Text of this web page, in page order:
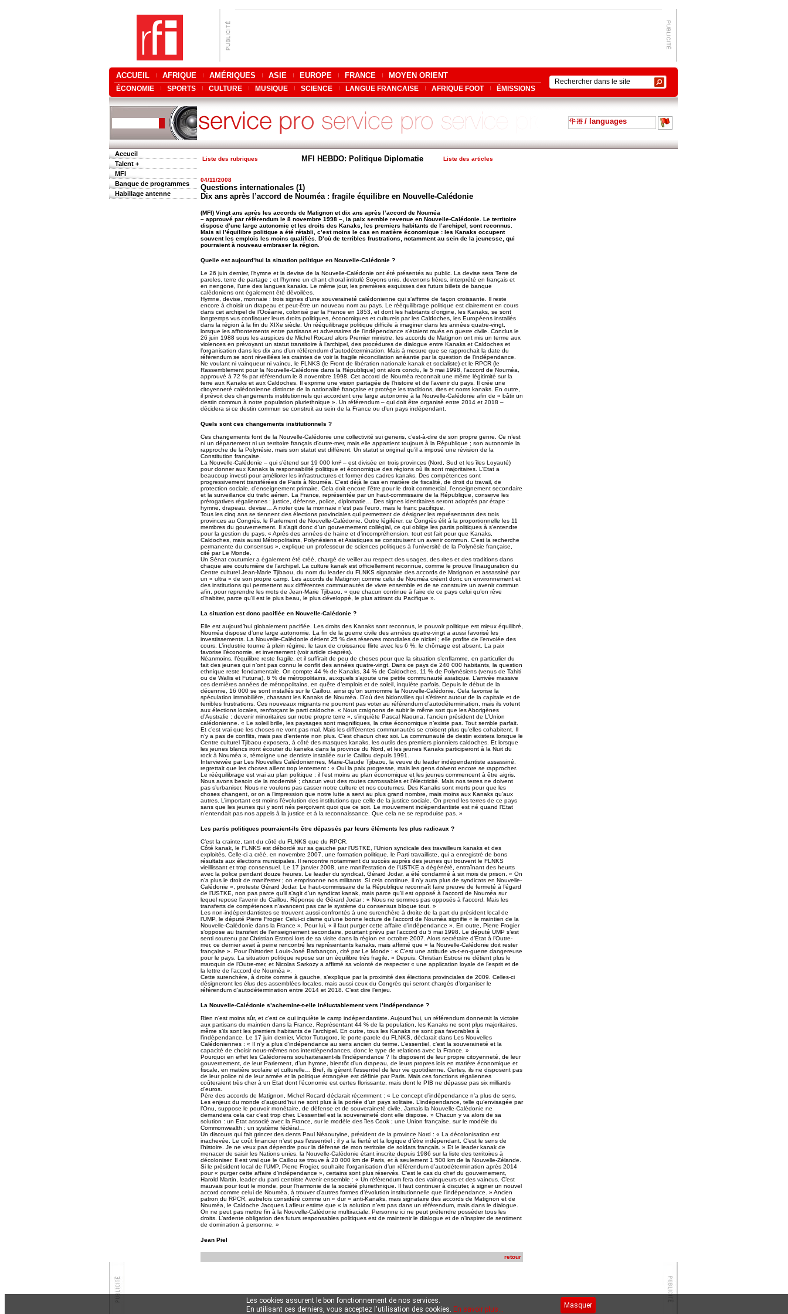
ACCUEIL AFRIQUE AMÉRIQUES ASIE EUROPE FRANCE MOYEN ORIENT
ÉCONOMIE SPORTS CULTURE MUSIQUE SCIENCE LANGUE FRANCAISE AFRIQUE FOOT ÉMISSIONS
/ languages
Accueil
Talent +
MFI
Banque de programmes
Habillage antenne
Liste des rubriques MFI HEBDO: Politique Diplomatie Liste des articles
04/11/2008
Questions internationales (1)
Dix ans après l’accord de Nouméa : fragile équilibre en Nouvelle-Calédonie
(MFI) Vingt ans après les accords de Matignon et dix ans après l’accord de Nouméa
– approuvé par référendum le 8 novembre 1998 –, la paix semble revenue en Nouvelle-Calédonie. Le territoire
dispose d’une large autonomie et les droits des Kanaks, les premiers habitants de l’archipel, sont reconnus.
Mais si l’équilibre politique a été rétabli, c’est moins le cas en matière économique : les Kanaks occupent
souvent les emplois les moins qualifiés. D’où de terribles frustrations, notamment au sein de la jeunesse, qui
pourraient à nouveau embraser la région.
Quelle est aujourd’hui la situation politique en Nouvelle-Calédonie ?
Le 26 juin dernier, l’hymne et la devise de la Nouvelle-Calédonie ont été présentés au public. La devise sera Terre de
paroles, terre de partage ; et l’hymne un chant choral intitulé Soyons unis, devenons frères, interprété en français et
en nengone, l’une des langues kanaks. Le même jour, les premières esquisses des futurs billets de banque
calédoniens ont également été dévoilées.
Hymne, devise, monnaie : trois signes d’une souveraineté calédonienne qui s’affirme de façon croissante. Il reste
encore à choisir un drapeau et peut-être un nouveau nom au pays. Le rééquilibrage politique est clairement en cours
dans cet archipel de l’Océanie, colonisé par la France en 1853, et dont les habitants d’origine, les Kanaks, se sont
longtemps vus confisquer leurs droits politiques, économiques et culturels par les Caldoches, les Européens installés
dans la région à la fin du XIXe siècle. Un rééquilibrage politique difficile à imaginer dans les années quatre-vingt,
lorsque les affrontements entre partisans et adversaires de l’indépendance s’étaient mués en guerre civile. Conclus le
26 juin 1988 sous les auspices de Michel Rocard alors Premier ministre, les accords de Matignon ont mis un terme aux
violences en prévoyant un statut transitoire à l’archipel, des procédures de dialogue entre Kanaks et Caldoches et
l’organisation dans les dix ans d’un référendum d’autodétermination. Mais à mesure que se rapprochait la date du
référendum se sont réveillées les craintes de voir la fragile réconciliation anéantie par la question de l’indépendance.
Ne voulant ni vainqueur ni vaincu, le FLNKS (le Front de libération nationale kanak et socialiste) et le RPCR (le
Rassemblement pour la Nouvelle-Calédonie dans la République) ont alors conclu, le 5 mai 1998, l’accord de Nouméa,
approuvé à 72 % par référendum le 8 novembre 1998. Cet accord de Nouméa reconnait une même légitimité sur la
terre aux Kanaks et aux Caldoches. Il exprime une vision partagée de l’histoire et de l’avenir du pays. Il crée une
citoyenneté calédonienne distincte de la nationalité française et protège les traditions, rites et noms kanaks. En outre,
il prévoit des changements institutionnels qui accordent une large autonomie à la Nouvelle-Calédonie afin de « bâtir un
destin commun à notre population pluriethnique ». Un référendum – qui doit être organisé entre 2014 et 2018 –
décidera si ce destin commun se construit au sein de la France ou d’un pays indépendant.
Quels sont ces changements institutionnels ?
Ces changements font de la Nouvelle-Calédonie une collectivité sui generis, c’est-à-dire de son propre genre. Ce n’est
ni un département ni un territoire français d’outre-mer, mais elle appartient toujours à la République ; son autonomie la
rapproche de la Polynésie, mais son statut est différent. Un statut si original qu’il a imposé une révision de la
Constitution française.
La Nouvelle-Calédonie – qui s’étend sur 19 000 km² – est divisée en trois provinces (Nord, Sud et les îles Loyauté)
pour donner aux Kanaks la responsabilité politique et économique des régions où ils sont majoritaires. L’Etat a
beaucoup investi pour améliorer les infrastructures et former des cadres kanaks. Des compétences sont
progressivement transférées de Paris à Nouméa. C’est déjà le cas en matière de fiscalité, de droit du travail, de
protection sociale, d’enseignement primaire. Cela doit encore l’être pour le droit commercial, l’enseignement secondaire
et la surveillance du trafic aérien. La France, représentée par un haut-commissaire de la République, conserve les
prérogatives régaliennes : justice, défense, police, diplomatie… Des signes identitaires seront adoptés par étape :
hymne, drapeau, devise… A noter que la monnaie n’est pas l’euro, mais le franc pacifique.
Tous les cinq ans se tiennent des élections provinciales qui permettent de désigner les représentants des trois
provinces au Congrès, le Parlement de Nouvelle-Calédonie. Outre légiférer, ce Congrès élit à la proportionnelle les 11
membres du gouvernement. Il s’agit donc d’un gouvernement collégial, ce qui oblige les partis politiques à s’entendre
pour la gestion du pays. « Après des années de haine et d’incompréhension, tout est fait pour que Kanaks,
Caldoches, mais aussi Métropolitains, Polynésiens et Asiatiques se construisent un avenir commun. C’est la recherche
permanente du consensus », explique un professeur de sciences politiques à l’université de la Polynésie française,
cité par Le Monde.
Un Sénat coutumier a également été créé, chargé de veiller au respect des usages, des rites et des traditions dans
chaque aire coutumière de l’archipel. La culture kanak est officiellement reconnue, comme le prouve l’inauguration du
Centre culturel Jean-Marie Tjibaou, du nom du leader du FLNKS signataire des accords de Matignon et assassiné par
un « ultra » de son propre camp. Les accords de Matignon comme celui de Nouméa créent donc un environnement et
des institutions qui permettent aux différentes communautés de vivre ensemble et de se construire un avenir commun
afin, pour reprendre les mots de Jean-Marie Tjibaou, « que chacun continue à faire de ce pays celui qu’on rêve
d’habiter, parce qu’il est le plus beau, le plus développé, le plus attirant du Pacifique ».
La situation est donc pacifiée en Nouvelle-Calédonie ?
Elle est aujourd’hui globalement pacifiée. Les droits des Kanaks sont reconnus, le pouvoir politique est mieux équilibré,
Nouméa dispose d’une large autonomie. La fin de la guerre civile des années quatre-vingt a aussi favorisé les
investissements. La Nouvelle-Calédonie détient 25 % des réserves mondiales de nickel ; elle profite de l’envolée des
cours. L’industrie tourne à plein régime, le taux de croissance flirte avec les 6 %, le chômage est absent. La paix
favorise l’économie, et inversement (voir article ci-après).
Néanmoins, l’équilibre reste fragile, et il suffirait de peu de choses pour que la situation s’enflamme, en particulier du
fait des jeunes qui n’ont pas connu le conflit des années quatre-vingt. Dans ce pays de 240 000 habitants, la question
ethnique reste fondamentale. On compte 44 % de Kanaks, 34 % de Caldoches, 11 % de Polynésiens (venus de Tahiti
ou de Wallis et Futuna), 6 % de métropolitains, auxquels s’ajoute une petite communauté asiatique. L’arrivée massive
ces dernières années de métropolitains, en quête d’emplois et de soleil, inquiète parfois. Depuis le début de la
décennie, 16 000 se sont installés sur le Caillou, ainsi qu’on surnomme la Nouvelle-Calédonie. Cela favorise la
spéculation immobilière, chassant les Kanaks de Nouméa. D’où des bidonvilles qui s’étirent autour de la capitale et de
terribles frustrations. Ces nouveaux migrants ne pourront pas voter au référendum d’autodétermination, mais ils votent
aux élections locales, renforçant le parti caldoche. « Nous craignons de subir le même sort que les Aborigènes
d’Australie : devenir minoritaires sur notre propre terre », s’inquiète Pascal Naouna, l’ancien président de L’Union
calédonienne. « Le soleil brille, les paysages sont magnifiques, la crise économique n’existe pas. Tout semble parfait.
Et c’est vrai que les choses ne vont pas mal. Mais les différentes communautés se croisent plus qu’elles cohabitent. Il
n’y a pas de conflits, mais pas d’entente non plus. C’est chacun chez soi. La communauté de destin existera lorsque le
Centre culturel Tjibaou exposera, à côté des masques kanaks, les outils des premiers pionniers caldoches. Et lorsque
les jeunes blancs iront écouter du kaneka dans la province du Nord, et les jeunes Kanaks participeront à la Nuit du
rock à Nouméa », témoigne une dentiste installée sur le Caillou depuis 1991.
Interviewée par Les Nouvelles Calédoniennes, Marie-Claude Tjibaou, la veuve du leader indépendantiste assassiné,
regrettait que les choses aillent trop lentement : « Oui la paix progresse, mais les gens doivent encore se rapprocher.
Le rééquilibrage est vrai au plan politique ; il l’est moins au plan économique et les jeunes commencent à être aigris.
Nous avons besoin de la modernité ; chacun veut des routes carrossables et l’électricité. Mais nos terres ne doivent
pas s’urbaniser. Nous ne voulons pas casser notre culture et nos coutumes. Des Kanaks sont morts pour que les
choses changent, or on a l’impression que notre lutte a servi au plus grand nombre, mais moins aux Kanaks qu’aux
autres. L’important est moins l’évolution des institutions que celle de la justice sociale. On prend les terres de ce pays
sans que les jeunes qui y sont nés perçoivent quoi que ce soit. Le mouvement indépendantiste est né quand l’Etat
n’entendait pas nos appels à la justice et à la reconnaissance. Que cela ne se reproduise pas. »
Les partis politiques pourraient-ils être dépassés par leurs éléments les plus radicaux ?
C’est la crainte, tant du côté du FLNKS que du RPCR.
Côté kanak, le FLNKS est débordé sur sa gauche par l’USTKE, l’Union syndicale des travailleurs kanaks et des
exploités. Celle-ci a créé, en novembre 2007, une formation politique, le Parti travailliste, qui a enregistré de bons
résultats aux élections municipales. Il rencontre notamment du succès auprès des jeunes qui trouvent le FLNKS
vieillissant et trop consensuel. Le 17 janvier 2008, une manifestation de l’USTKE a dégénéré, entraînant des heurts
avec la police pendant douze heures. Le leader du syndicat, Gérard Jodar, a été condamné à six mois de prison. « On
n’a plus le droit de manifester ; on emprisonne nos militants. Si cela continue, il n’y aura plus de syndicats en Nouvelle-
Calédonie », proteste Gérard Jodar. Le haut-commissaire de la République reconnaît faire preuve de fermeté à l’égard
de l’USTKE, non pas parce qu’il s’agit d’un syndicat kanak, mais parce qu’il est opposé à l’accord de Nouméa sur
lequel repose l’avenir du Caillou. Réponse de Gérard Jodar : « Nous ne sommes pas opposés à l’accord. Mais les
transferts de compétences n’avancent pas car le système du consensus bloque tout. »
Les non-indépendantistes se trouvent aussi confrontés à une surenchère à droite de la part du président local de
l’UMP, le député Pierre Frogier. Celui-ci clame qu’une bonne lecture de l’accord de Nouméa signifie « le maintien de la
Nouvelle-Calédonie dans la France ». Pour lui, « il faut purger cette affaire d’indépendance ». En outre, Pierre Frogier
s’oppose au transfert de l’enseignement secondaire, pourtant prévu par l’accord du 5 mai 1998. Le député UMP s’est
senti soutenu par Christian Estrosi lors de sa visite dans la région en octobre 2007. Alors secrétaire d’Etat à l’Outre-
mer, ce dernier avait à peine rencontré les représentants kanaks, mais affirmé que « la Nouvelle-Calédonie doit rester
française ». Pour l’historien Louis-José Barbançon, cité par Le Monde : « C’est une attitude va-t-en-guerre dangereuse
pour le pays. La situation politique repose sur un équilibre très fragile. » Depuis, Christian Estrosi ne détient plus le
maroquin de l’Outre-mer, et Nicolas Sarkozy a affirmé sa volonté de respecter « une application loyale de l’esprit et de
la lettre de l’accord de Nouméa ».
Cette surenchère, à droite comme à gauche, s’explique par la proximité des élections provinciales de 2009. Celles-ci
désigneront les élus des assemblées locales, mais aussi ceux du Congrès qui seront chargés d’organiser le
référendum d’autodétermination entre 2014 et 2018. C’est dire l’enjeu.
La Nouvelle-Calédonie s’achemine-t-elle inéluctablement vers l’indépendance ?
Rien n’est moins sûr, et c’est ce qui inquiète le camp indépendantiste. Aujourd’hui, un référendum donnerait la victoire
aux partisans du maintien dans la France. Représentant 44 % de la population, les Kanaks ne sont plus majoritaires,
même s’ils sont les premiers habitants de l’archipel. En outre, tous les Kanaks ne sont pas favorables à
l’indépendance. Le 17 juin dernier, Victor Tutugoro, le porte-parole du FLNKS, déclarait dans Les Nouvelles
Calédoniennes : « Il n’y a plus d’indépendance au sens ancien du terme. L’essentiel, c’est la souveraineté et la
capacité de choisir nous-mêmes nos interdépendances, donc le type de relations avec la France. »
Pourquoi en effet les Calédoniens souhaiteraient-ils l’indépendance ? Ils disposent de leur propre citoyenneté, de leur
gouvernement, de leur Parlement, d’un hymne, bientôt d’un drapeau, de leurs propres lois en matière économique et
fiscale, en matière scolaire et culturelle… Bref, ils gèrent l’essentiel de leur vie quotidienne. Certes, ils ne disposent pas
de leur police ni de leur armée et la politique étrangère est définie par Paris. Mais ces fonctions régaliennes
coûteraient très cher à un Etat dont l’économie est certes florissante, mais dont le PIB ne dépasse pas six milliards
d’euros.
Père des accords de Matignon, Michel Rocard déclarait récemment : « Le concept d’indépendance n’a plus de sens.
Les enjeux du monde d’aujourd’hui ne sont plus à la portée d’un pays solitaire. L’indépendance, telle qu’envisagée par
l’Onu, suppose le pouvoir monétaire, de défense et de souveraineté civile. Jamais la Nouvelle-Calédonie ne
demandera cela car c’est trop cher. L’essentiel est la souveraineté dont elle dispose. » Chacun y va alors de sa
solution : un Etat associé avec la France, sur le modèle des îles Cook ; une Union française, sur le modèle du
Commonwealth ; un système fédéral…
Un discours qui fait grincer des dents Paul Néaoutyine, président de la province Nord : « La décolonisation est
inachevée. Le coût financier n’est pas l’essentiel ; il y a la fierté et la logique d’être indépendant. C’est le sens de
l’histoire. Je ne veux pas dépendre pour la défense de mon territoire de soldats français. » Et le leader kanak de
menacer de saisir les Nations unies, la Nouvelle-Calédonie étant inscrite depuis 1986 sur la liste des territoires à
décoloniser. Il est vrai que le Caillou se trouve à 20 000 km de Paris, et à seulement 1 500 km de la Nouvelle-Zélande.
Si le président local de l’UMP, Pierre Frogier, souhaite l’organisation d’un référendum d’autodétermination après 2014
pour « purger cette affaire d’indépendance », certains sont plus réservés. C’est le cas du chef du gouvernement,
Harold Martin, leader du parti centriste Avenir ensemble : « Un référendum fera des vainqueurs et des vaincus. C’est
mauvais pour tout le monde, pour l’harmonie de la société pluriethnique. Il faut continuer à discuter, à signer un nouvel
accord comme celui de Nouméa, à trouver d’autres formes d’évolution institutionnelle que l’indépendance. » Ancien
patron du RPCR, autrefois considéré comme un « dur » anti-Kanaks, mais signataire des accords de Matignon et de
Nouméa, le Caldoche Jacques Lafleur estime que « la solution n’est pas dans un référendum, mais dans le dialogue.
On ne peut pas mettre fin à la Nouvelle-Calédonie multiraciale. Personne ici ne peut prétendre posséder tous les
droits. L’ardente obligation des futurs responsables politiques est de maintenir le dialogue et de n’inspirer de sentiment
de domination à personne. »
Jean Piel
retour
Les cookies assurent le bon fonctionnement de nos services.
En utilisant ces derniers, vous acceptez l'utilisation des cookies. En savoir plus... Masquer